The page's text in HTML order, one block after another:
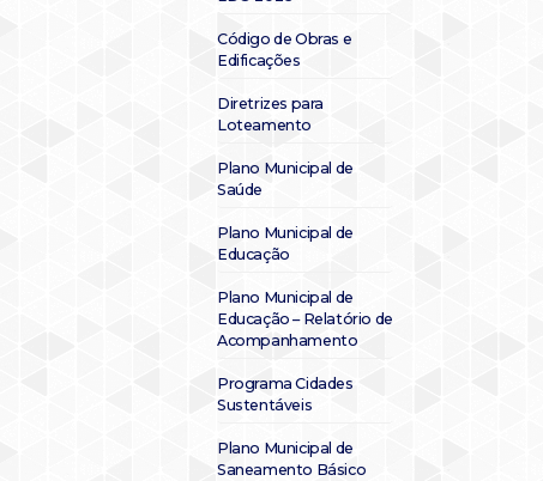
Código de Obras e
Edificações
Diretrizes para
Loteamento
Plano Municipal de
Saúde
Plano Municipal de
Educação
Plano Municipal de
Educação – Relatório de
Acompanhamento
Programa Cidades
Sustentáveis
Plano Municipal de
Saneamento Básico